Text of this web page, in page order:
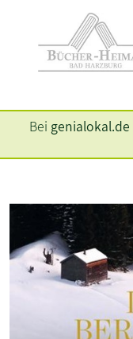
Bei genialokal.de